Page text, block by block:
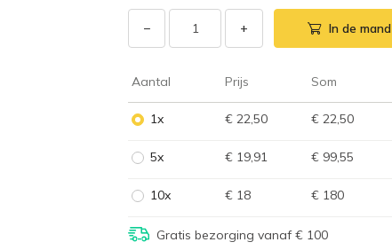
− + In de mand
Aantal Prijs Som
1x € 22,50 € 22,50
5x € 19,91 € 99,55
10x € 18 € 180
Gratis bezorging vanaf € 100